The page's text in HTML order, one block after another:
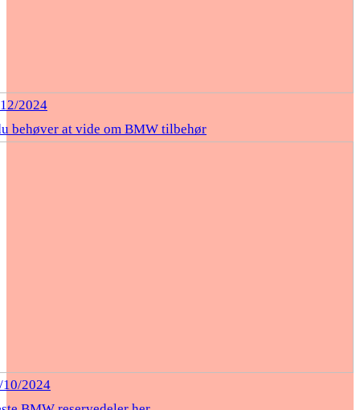
2024
behøver at vide om BMW tilbehør
10/2024